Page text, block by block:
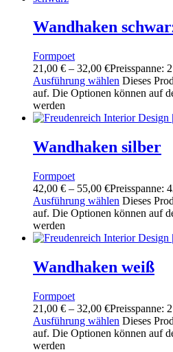
Wandhaken
Formpoet
21,00 € – 32,00 €Preisspanne:
Ausführung wählen Dieses
auf. Die Optionen können auf
werden
Wandhaken silber
Formpoet
42,00 € – 55,00 €Preisspanne:
Ausführung wählen Dieses
auf. Die Optionen können auf
werden
Wandhaken weiß
Formpoet
21,00 € – 32,00 €Preisspanne:
Ausführung wählen Dieses
auf. Die Optionen können auf
werden